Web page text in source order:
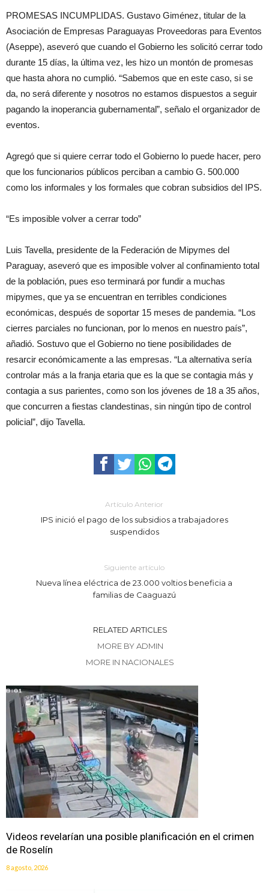
PROMESAS INCUMPLIDAS. Gustavo Giménez, titular de la
Asociación de Empresas Paraguayas Proveedoras para Eventos
(Aseppe), aseveró que cuando el Gobierno les solicitó cerrar todo
durante 15 días, la última vez, les hizo un montón de promesas
que hasta ahora no cumplió. “Sabemos que en este caso, si se
da, no será diferente y nosotros no estamos dispuestos a seguir
pagando la inoperancia gubernamental”, señalo el organizador de
eventos.
Agregó que si quiere cerrar todo el Gobierno lo puede hacer, pero
que los funcionarios públicos perciban a cambio G. 500.000
como los informales y los formales que cobran subsidios del IPS.
“Es imposible volver a cerrar todo”
Luis Tavella, presidente de la Federación de Mipymes del
Paraguay, aseveró que es imposible volver al confinamiento total
de la población, pues eso terminará por fundir a muchas
mipymes, que ya se encuentran en terribles condiciones
económicas, después de soportar 15 meses de pandemia. “Los
cierres parciales no funcionan, por lo menos en nuestro país”,
añadió. Sostuvo que el Gobierno no tiene posibilidades de
resarcir económicamente a las empresas. “La alternativa sería
controlar más a la franja etaria que es la que se contagia más y
contagia a sus parientes, como son los jóvenes de 18 a 35 años,
que concurren a fiestas clandestinas, sin ningún tipo de control
policial”, dijo Tavella.
Artículo Anterior
IPS inició el pago de los subsidios a trabajadores
suspendidos
Siguiente artículo
Nueva línea eléctrica de 23.000 voltios beneficia a
familias de Caaguazú
RELATED ARTICLES
MORE BY ADMIN
MORE IN NACIONALES
Videos revelarían una posible planificación en el crimen
de Roselín
8 agosto, 2026